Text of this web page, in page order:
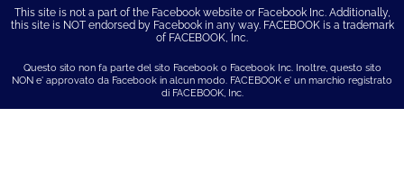
This site is not a part of the Facebook website or Facebook Inc. Additionally,
this site is NOT endorsed by Facebook in any way. FACEBOOK is a trademark
of FACEBOOK, Inc.
Questo sito non fa parte del sito Facebook o Facebook Inc. Inoltre, questo sito
NON e' approvato da Facebook in alcun modo. FACEBOOK e' un marchio registrato
di FACEBOOK, Inc.